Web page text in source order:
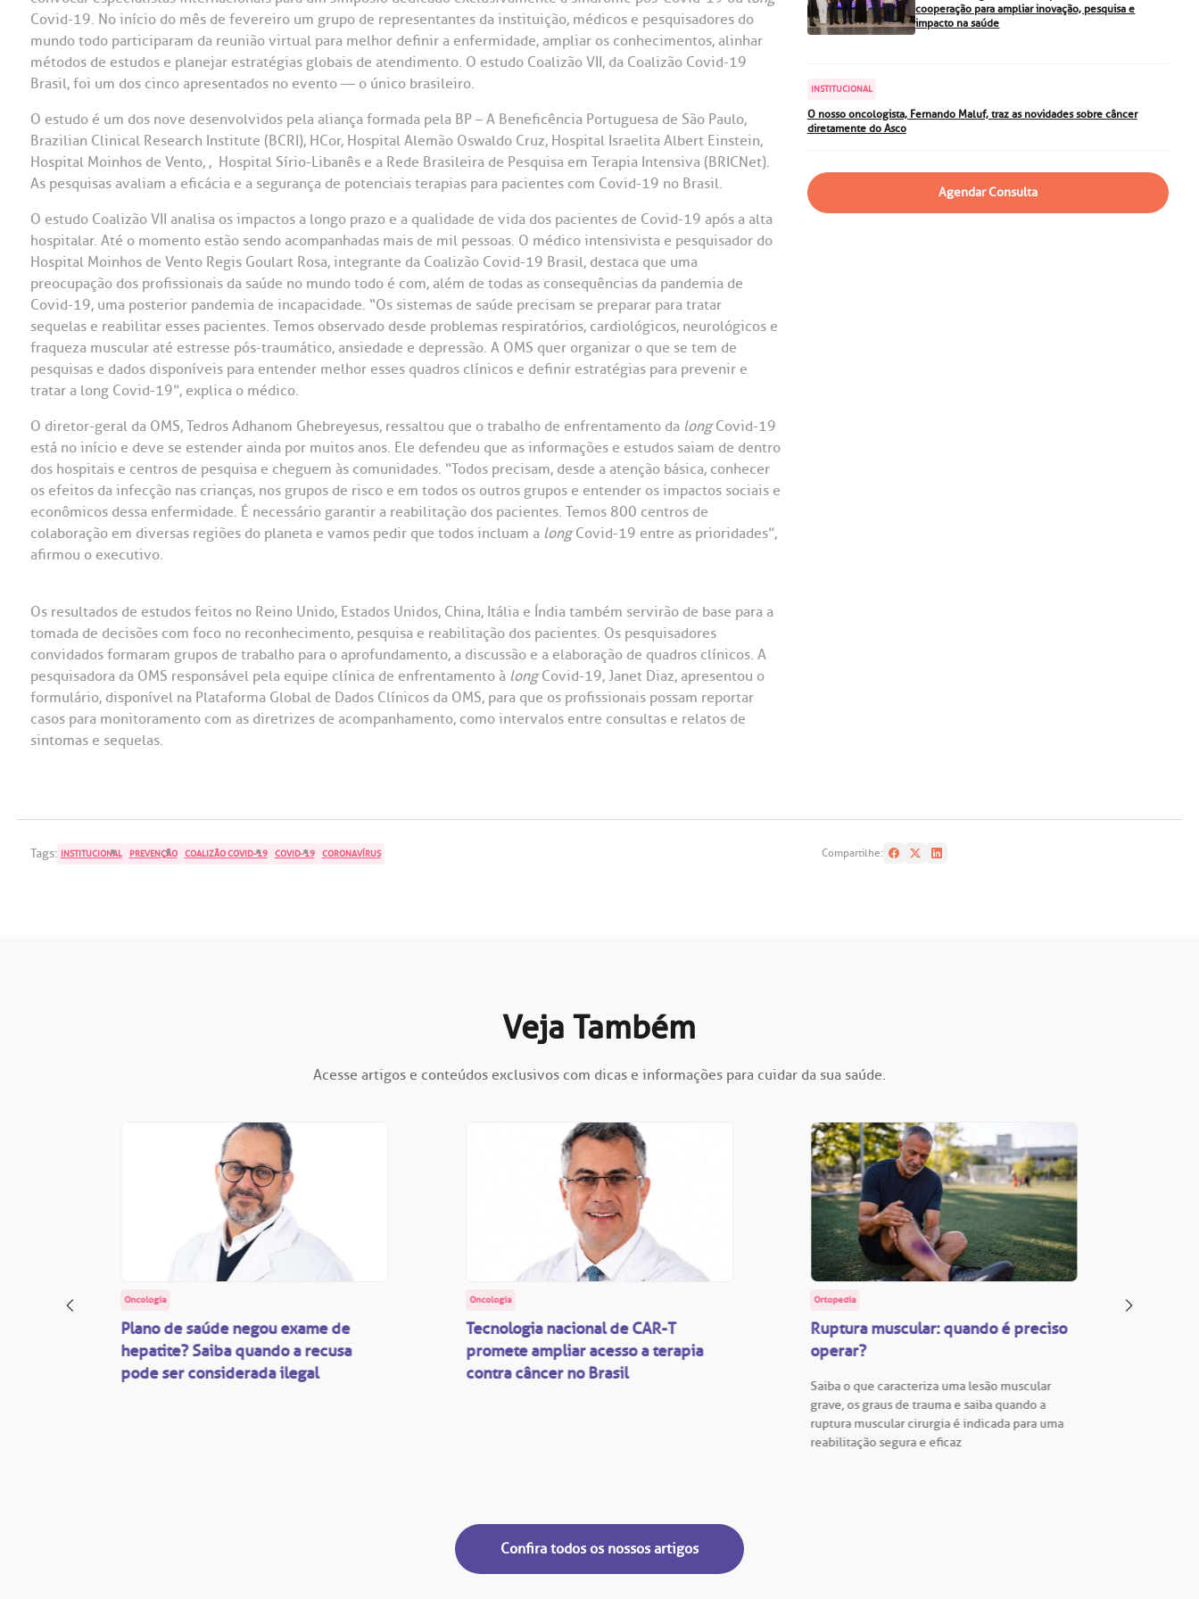
OUVIDORIA:
ouvidoria@bp.org.br
Fale Conosco
Saiba mais
Endereço:
CEP: 01323-001 | Bela
Vista
São Paulo - SP
Saiba mais
Endereço:
965
CEP: 01323-001 | Bela Vista
São Paulo - SP
Saiba mais
Teleinterconsulta
Centro de Doenças Autoimunes
Solicitação de veracidade de
Covid-19. No início do mês de fevereiro um grupo de representantes da instituição, médicos e pesquisadores do
mundo todo participaram da reunião virtual para melhor definir a enfermidade, ampliar os conhecimentos, alinhar
métodos de estudos e planejar estratégias globais de atendimento. O estudo Coalizão VII, da Coalizão Covid-19
Brasil, foi um dos cinco apresentados no evento — o único brasileiro.
O estudo é um dos nove desenvolvidos pela aliança formada pela BP – A Beneficência Portuguesa de São Paulo,
Brazilian Clinical Research Institute (BCRI), HCor, Hospital Alemão Oswaldo Cruz, Hospital Israelita Albert Einstein,
Hospital Moinhos de Vento, , Hospital Sírio-Libanês e a Rede Brasileira de Pesquisa em Terapia Intensiva (BRICNet).
As pesquisas avaliam a eficácia e a segurança de potenciais terapias para pacientes com Covid-19 no Brasil.
O estudo Coalizão VII analisa os impactos a longo prazo e a qualidade de vida dos pacientes de Covid-19 após a alta
hospitalar. Até o momento estão sendo acompanhadas mais de mil pessoas. O médico intensivista e pesquisador do
Hospital Moinhos de Vento Regis Goulart Rosa, integrante da Coalizão Covid-19 Brasil, destaca que uma
preocupação dos profissionais da saúde no mundo todo é com, além de todas as consequências da pandemia de
Covid-19, uma posterior pandemia de incapacidade. “Os sistemas de saúde precisam se preparar para tratar
sequelas e reabilitar esses pacientes. Temos observado desde problemas respiratórios, cardiológicos, neurológicos e
fraqueza muscular até estresse pós-traumático, ansiedade e depressão. A OMS quer organizar o que se tem de
pesquisas e dados disponíveis para entender melhor esses quadros clínicos e definir estratégias para prevenir e
tratar a long Covid-19”, explica o médico.
O diretor-geral da OMS, Tedros Adhanom Ghebreyesus, ressaltou que o trabalho de enfrentamento da longCovid-19
está no início e deve se estender ainda por muitos anos. Ele defendeu que as informações e estudos saiam de dentro
dos hospitais e centros de pesquisa e cheguem às comunidades. “Todos precisam, desde a atenção básica, conhecer
os efeitos da infecção nas crianças, nos grupos de risco e em todos os outros grupos e entender os impactos sociais e
econômicos dessa enfermidade. É necessário garantir a reabilitação dos pacientes. Temos 800 centros de
colaboração em diversas regiões do planeta e vamos pedir que todos incluam a longCovid-19 entre as prioridades”,
afirmou o executivo.
Os resultados de estudos feitos no Reino Unido, Estados Unidos, China, Itália e Índia também servirão de base para a
tomada de decisões com foco no reconhecimento, pesquisa e reabilitação dos pacientes. Os pesquisadores
convidados formaram grupos de trabalho para o aprofundamento, a discussão e a elaboração de quadros clínicos. A
pesquisadora da OMS responsável pela equipe clínica de enfrentamento à longCovid-19, Janet Diaz, apresentou o
formulário, disponível na Plataforma Global de Dados Clínicos da OMS, para que os profissionais possam reportar
casos para monitoramento com as diretrizes de acompanhamento, como intervalos entre consultas e relatos de
sintomas e sequelas.
cooperação para ampliar inovação, pesquisa e
impacto na saúde
INSTITUCIONAL
O nosso oncologista, Fernando Maluf, traz as novidades sobre câncer
diretamente do Asco
Agendar Consulta
Tags: INSTITUCIONAL PREVENÇÃO COALIZÃO COVID-19 COVID-19 CORONAVÍRUS Compartilhe:
Veja Também
Acesse artigos e conteúdos exclusivos com dicas e informações para cuidar da sua saúde.
Oncologia
Plano de saúde negou exame de
hepatite? Saiba quando a recusa
pode ser considerada ilegal
Oncologia
Tecnologia nacional de CAR-T
promete ampliar acesso a terapia
contra câncer no Brasil
Ortopedia
Ruptura muscular: quando é preciso
operar?
Saiba o que caracteriza uma lesão muscular
grave, os graus de trauma e saiba quando a
ruptura muscular cirurgia é indicada para uma
reabilitação segura e eficaz
Confira todos os nossos artigos